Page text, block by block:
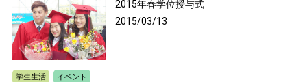
2015年春学位授与式
2015/03/13
学生生活 イベント